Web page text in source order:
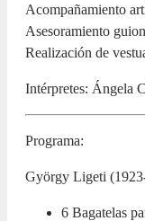
Acompañamiento
Asesoramiento
Realización de
Intérpretes: Ángela
Programa:
György Ligeti
6 Bagatelas